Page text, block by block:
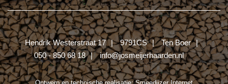
Hendrik Westerstraat 17 9791CS
Ten Boer
050 - 850 68 18
info@josmeijerhaarden.nl